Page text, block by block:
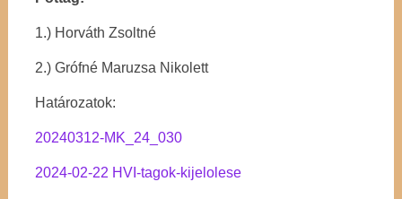
1.) Horváth Zsoltné
2.) Grófné Maruzsa Nikolett
Határozatok:
20240312-MK_24_030
2024-02-22 HVI-tagok-kijelolese